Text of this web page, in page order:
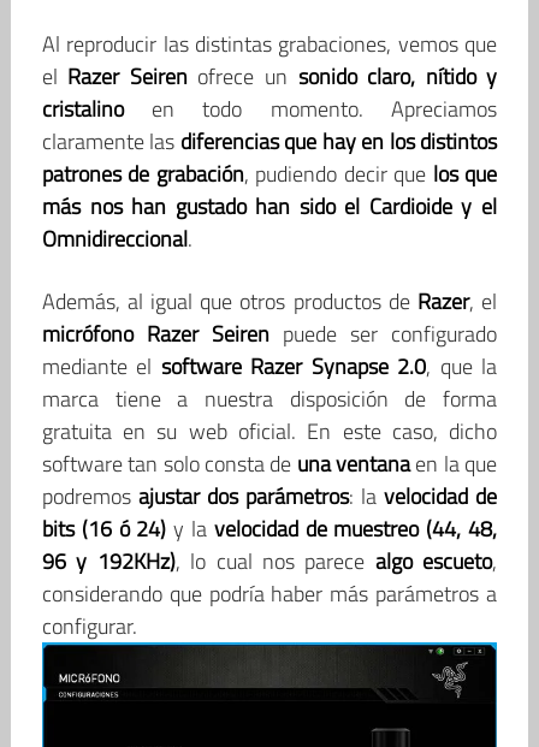
Al reproducir las distintas grabaciones, vemos que
el Razer Seirenofrece un sonido claro, nítido y
cristalinoen todo momento. Apreciamos
claramente las diferencias que hay en los distintos
patrones de grabación, pudiendo decir que los que
más nos han gustado han sido el Cardioide y el
Omnidireccional.
Además, al igual que otros productos de Razer, el
micrófono Razer Seirenpuede ser configurado
mediante el software Razer Synapse 2.0, que la
marca tiene a nuestra disposición de forma
gratuita en su web oficial. En este caso, dicho
software tan solo consta de una ventanaen la que
podremos ajustar dos parámetros: lavelocidad de
bits (16 ó 24) y la velocidad de muestreo (44, 48,
96 y 192KHz), lo cual nos parece algo escueto,
considerando que podría haber más parámetros a
configurar.